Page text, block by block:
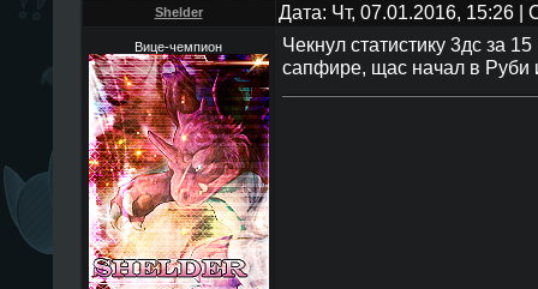
Shelder Дата: Чт, 07.01.2016, 15:26
Вице-чемпион
Чекнул статистику 3дс за
сапфире, щас начал в Руби